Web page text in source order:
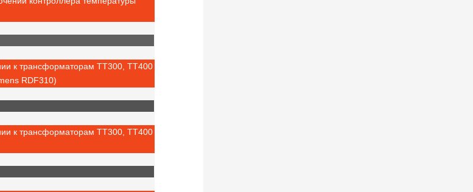
к трансформаторам ТТ300, ТТ400
RDF310)
к трансформаторам ТТ300, ТТ400